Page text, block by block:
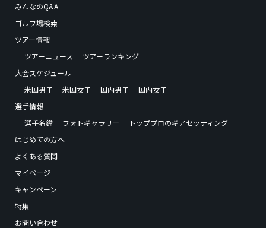
みんなのQ&A
ゴルフ場検索
ツアー情報
ツアーニュース
ツアーランキング
大会スケジュール
米国男子
米国女子 国内男子
国内女子
選手情報
選手名鑑
フォトギャラリー
トッププロのギアセッティング
はじめての方へ
よくある質問
マイページ
キャンペーン
特集
お問い合わせ